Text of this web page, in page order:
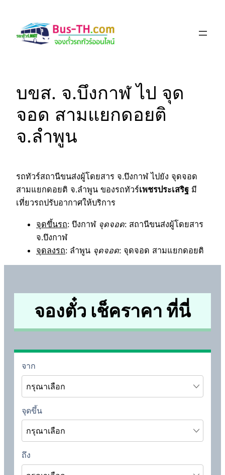
content
บขส. จ.บึงกาฬ ไป จุด
จอด สามแยกดอยติ
จ.ลำพูน
รถทัวร์สถานีขนส่งผู้โดยสาร จ.บึงกาฬ ไปยัง จุดจอด
สามแยกดอยติ จ.ลำพูน ของรถทัวร์เพชรประเสริฐ มี
เที่ยวรถปรับอากาศให้บริการ
จุดขึ้นรถ: บึงกาฬ จุดจอด: สถานีขนส่งผู้โดยสาร
จ.บึงกาฬ
จุดลงรถ: ลำพูน จุดจอด: จุดจอด สามแยกดอยติ
จองตั๋ว เช็คราคา ที่นี่